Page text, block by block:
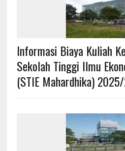
Informasi Biaya Kuliah
Sekolah Tinggi Ilmu
(STIE Mahardhika)